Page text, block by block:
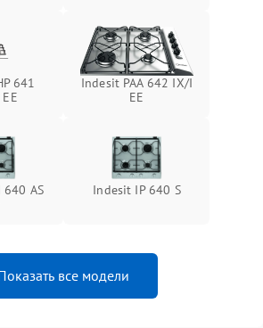
641
Indesit PAA 642 IX/I
EE
AS
Indesit IP 640 S
все модели